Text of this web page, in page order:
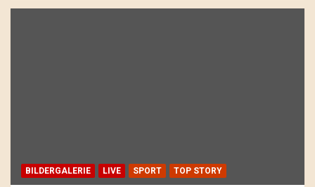
BILDERGALERIE LIVE SPORT TOP STORY